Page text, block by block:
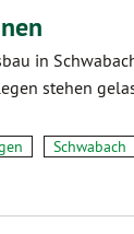
in
stehen
Schwabach